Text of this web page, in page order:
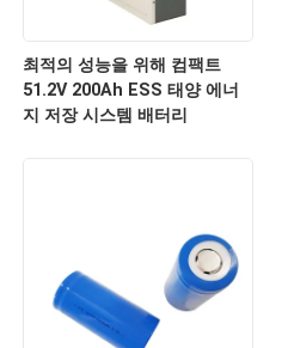
최적의 성능을 위해 컴팩트
51.2V 200Ah ESS 태양 에너
지 저장 시스템 배터리